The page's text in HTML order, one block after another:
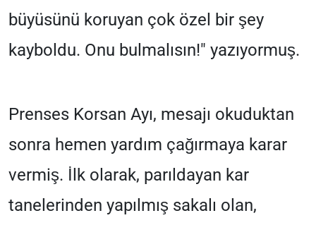
büyüsünü koruyan çok özel bir şey
kayboldu. Onu bulmalısın!" yazıyormuş.
Prenses Korsan Ayı, mesajı okuduktan
sonra hemen yardım çağırmaya karar
vermiş. İlk olarak, parıldayan kar
tanelerinden yapılmış sakalı olan,